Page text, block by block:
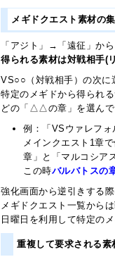
メギドクエスト素材の
「アジト」→「遠征」か
得られる素材は対戦相手(
VS○○（対戦相手）の次
特定のメギドから得られ
どの「△△の章」を選んで
例：「VSウァレフォ
メインクエスト1章
章」と「マルコシア
この時バルバトスの
強化画面から逆引きする
メギドクエスト一覧から
日曜日を利用して特定の
重複して要求される